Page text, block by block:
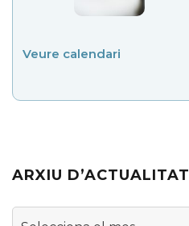
Veure calendari
ARXIU D’ACTUALITAT